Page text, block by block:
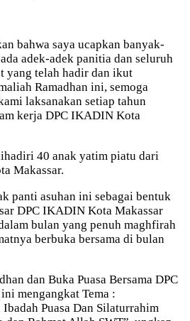
bahwa saya ucapkan banyak-
adek-adek panitia dan seluruh
yang telah hadir dan ikut
Ramadhan ini, semoga
laksanakan setiap tahun
kerja DPC IKADIN Kota
40 anak yatim piatu dari
Makassar.
panti asuhan ini sebagai bentuk
DPC IKADIN Kota Makassar
bulan yang penuh maghfirah
berbuka bersama di bulan
dan Buka Puasa Bersama DPC
mengangkat Tema :
Puasa Dan Silaturrahim